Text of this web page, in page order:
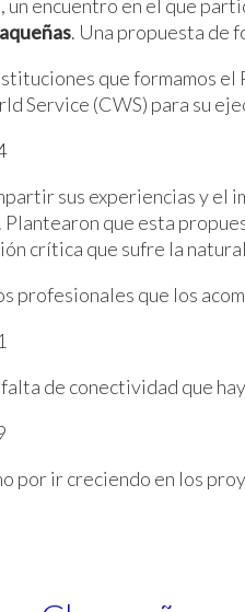
un encuentro en el que
. Una propuesta de
que formamos
Service (CWS) para su
sus experiencias y el
que esta
crítica que sufre la
profesionales que los
de conectividad que
por ir creciendo en los